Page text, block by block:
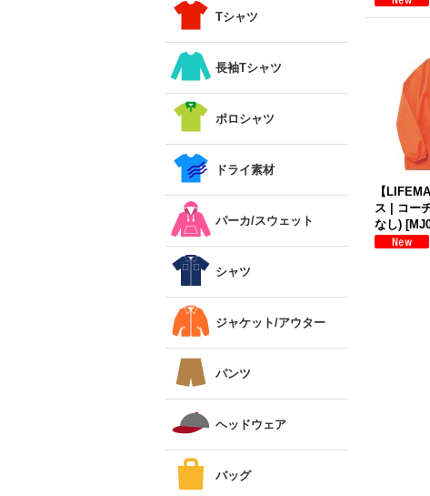
Tシャツ
長袖Tシャツ
ポロシャツ
ドライ素材
パーカ/スウェット
シャツ
ジャケット/アウター
パンツ
ヘッドウェア
バッグ
【
ス | コー
なし) [